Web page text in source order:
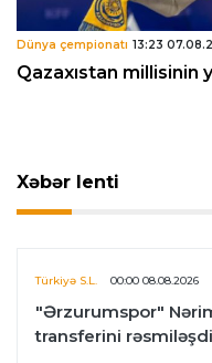
Dünya çempionatı 13:23
Qazaxıstan millisinin
Xəbər lenti
Türkiyə S.L. 00:00 08.08.2026
"Ərzurumspor"
transferini